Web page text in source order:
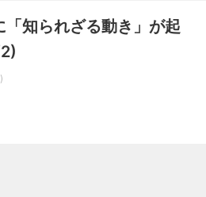
知られざる動き」が起